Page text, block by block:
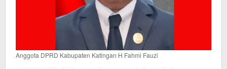
Anggota DPRD Kabupaten Katingan H Fahmi Fauzi